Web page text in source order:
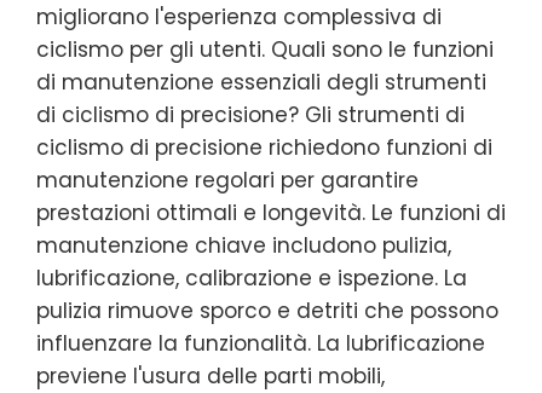
migliorano l'esperienza complessiva di
ciclismo per gli utenti. Quali sono le funzioni
di manutenzione essenziali degli strumenti
di ciclismo di precisione? Gli strumenti di
ciclismo di precisione richiedono funzioni di
manutenzione regolari per garantire
prestazioni ottimali e longevità. Le funzioni di
manutenzione chiave includono pulizia,
lubrificazione, calibrazione e ispezione. La
pulizia rimuove sporco e detriti che possono
influenzare la funzionalità. La lubrificazione
previene l'usura delle parti mobili,